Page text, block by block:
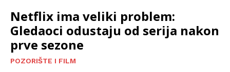
Netflix ima veliki problem:
Gledaoci odustaju od serija nakon
prve sezone
POZORIŠTE I FILM